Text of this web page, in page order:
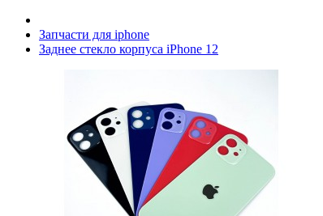
Запчасти для iphone
Заднее стекло корпуса iPhone 12